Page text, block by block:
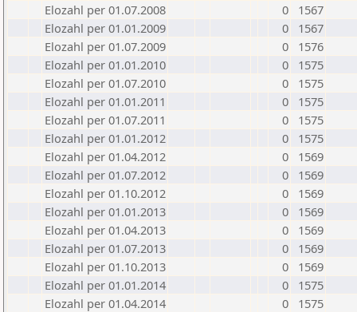
Elozahl per 01.07.2008
0
1567
Elozahl per 01.01.2009
0
1567
Elozahl per 01.07.2009
0
1576
Elozahl per 01.01.2010
0
1575
Elozahl per 01.07.2010
0
1575
Elozahl per 01.01.2011
0
1575
Elozahl per 01.07.2011
0
1575
Elozahl per 01.01.2012
0
1575
Elozahl per 01.04.2012
0
1569
Elozahl per 01.07.2012
0
1569
Elozahl per 01.10.2012
0
1569
Elozahl per 01.01.2013
0
1569
Elozahl per 01.04.2013
0
1569
Elozahl per 01.07.2013
0
1569
Elozahl per 01.10.2013
0
1569
Elozahl per 01.01.2014
0
1575
Elozahl per 01.04.2014
0
1575